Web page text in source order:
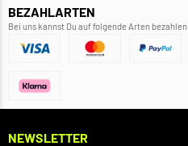
BEZAHLARTEN
Bei uns kannst Du auf folgende Arten bezahlen.
NEWSLETTER